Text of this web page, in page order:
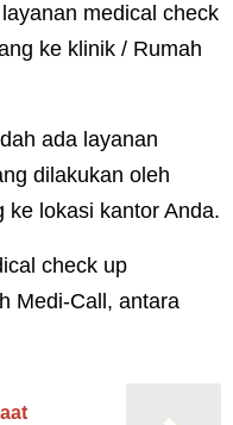
medical check
ke klinik / Rumah
ada layanan
dilakukan oleh
ke lokasi kantor Anda.
check up
Medi-Call, antara